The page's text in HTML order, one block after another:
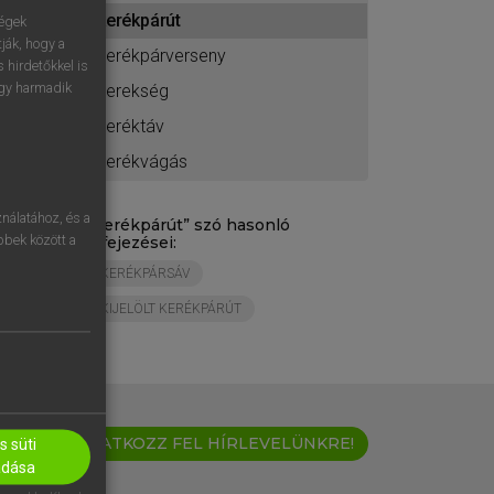
kerékpárút
kerékpárverseny
kerekség
keréktáv
kerékvágás
„ kerékpárút” szó hasonló
kifejezései:
KERÉKPÁRSÁV
KIJELÖLT KERÉKPÁRÚT
IRATKOZZ FEL HÍRLEVELÜNKRE!
hogy a
hirdetőkkel is
harmadik
és a
között a
süti